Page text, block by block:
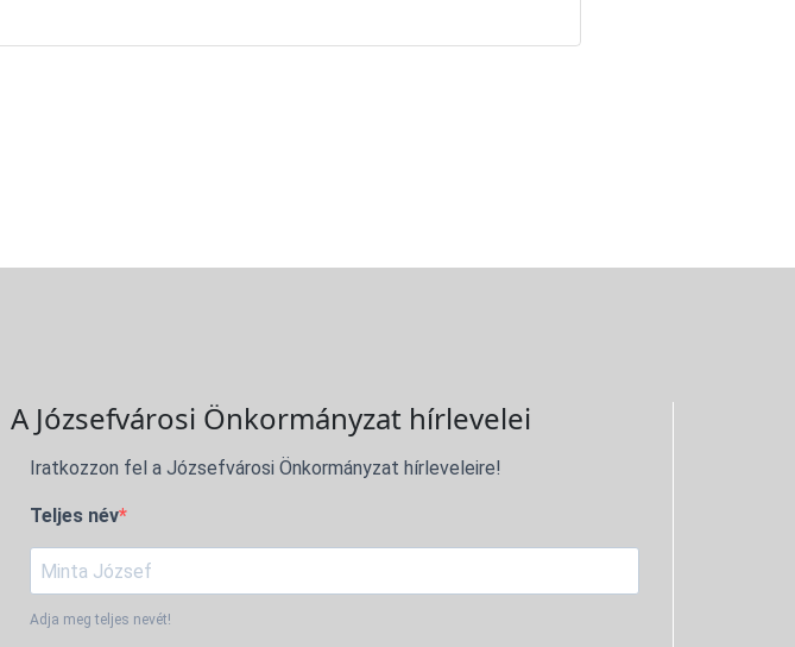
A Józsefvárosi Önkormányzat hírlevelei
Iratkozzon fel a Józsefvárosi Önkormányzat hírleveleire!
Teljes név
Adja meg teljes nevét!